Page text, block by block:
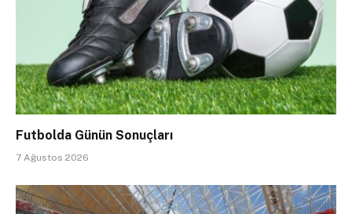
Futbolda Günün Sonuçları
7 Ağustos 2026